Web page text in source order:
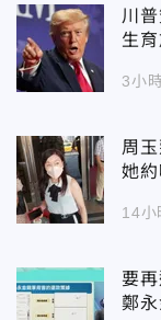
川
生
3小
周
她
14小
要
鄭